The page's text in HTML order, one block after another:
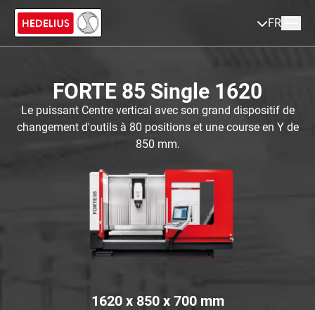
FR
FORTE 85 Single 1620
Le puissant Centre vertical avec son grand dispositif de
changement d'outils à 80 positions et une course en Y de
850 mm.
1620 x 850 x 700 mm